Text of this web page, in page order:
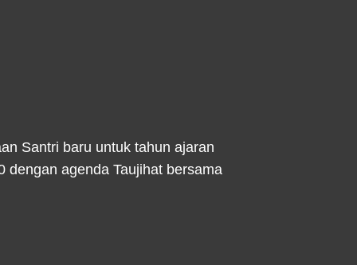
Santri baru untuk tahun ajaran
dengan agenda Taujihat bersama